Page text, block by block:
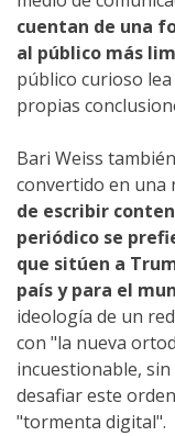
cuentan de una
al público más
público curioso
propias
Bari Weiss
convertido en una
de escribir
periódico se
que sitúen a
país y para el
ideología de un
con "la nueva
incuestionable,
desafiar este
"tormenta digital".